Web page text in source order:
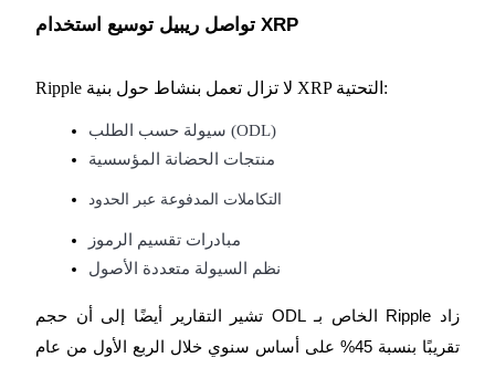
تواصل ريبيل توسيع استخدام XRP
Ripple لا تزال تعمل بنشاط حول بنية XRP التحتية:
سيولة حسب الطلب (ODL)
منتجات الحضانة المؤسسية
التكاملات المدفوعة عبر الحدود
مبادرات تقسيم الرموز
نظم السيولة متعددة الأصول
تشير التقارير أيضًا إلى أن حجم ODL الخاص بـ Ripple زاد
تقريبًا بنسبة 45% على أساس سنوي خلال الربع الأول من عام